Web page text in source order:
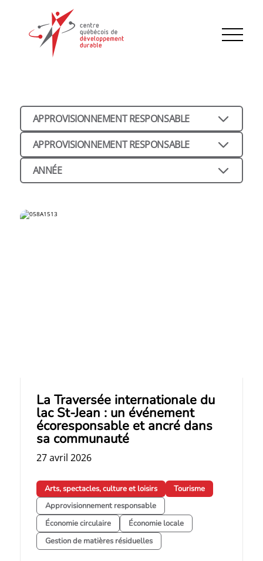
APPROVISIONNEMENT RESPONSABLE
APPROVISIONNEMENT RESPONSABLE
ANNÉE
La Traversée internationale du
lac St‑Jean : un événement
écoresponsable et ancré dans
sa communauté
27 avril 2026
Arts, spectacles, culture et loisirs
Tourisme
Approvisionnement responsable
Économie circulaire
Économie locale
Gestion de matières résiduelles